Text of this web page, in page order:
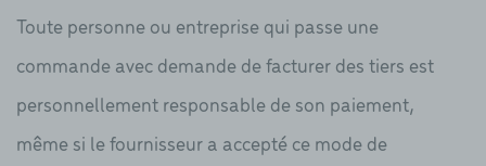
Toute personne ou entreprise qui passe une
commande avec demande de facturer des tiers est
personnellement responsable de son paiement,
même si le fournisseur a accepté ce mode de